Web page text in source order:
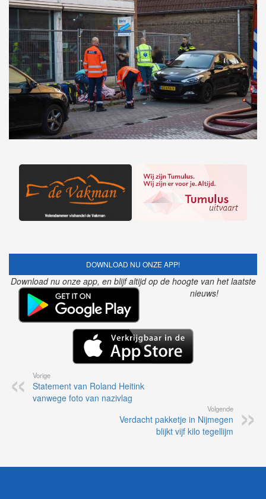
DOWNLOAD NU ONZE APP!
Download nu onze app, en blijf altijd op de hoogte van het laatste
nieuws!
Vorige
Statement van Roland Heitink
vanwege foto van nazivlag
Volgende
Verdacht pakketje in Nijmegen
blijkt vijf kilo tegellijm